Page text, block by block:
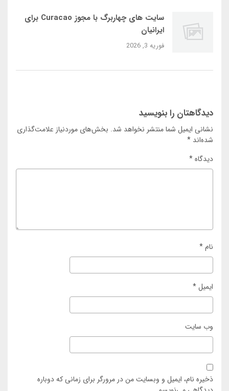
سایت‌ های چهاربرگ با مجوز Curacao برای
ایرانیان
فوریه 3, 2026
دیدگاهتان را بنویسید
نشانی ایمیل شما منتشر نخواهد شد. بخش‌های موردنیاز علامت‌گذاری
شده‌اند *
دیدگاه*
نام*
ایمیل*
وب‌ سایت
ذخیره نام، ایمیل و وبسایت من در مرورگر برای زمانی که دوباره